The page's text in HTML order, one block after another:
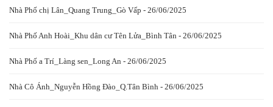
Nhà Phố chị Lân_Quang Trung_Gò Vấp - 26/06/2025
Nhà Phố Anh Hoài_Khu dân cư Tên Lửa_Bình Tân - 26/06/2025
Nhà Phố a Trí_Làng sen_Long An - 26/06/2025
Nhà Cô Ánh_Nguyễn Hồng Đào_Q.Tân Bình - 26/06/2025